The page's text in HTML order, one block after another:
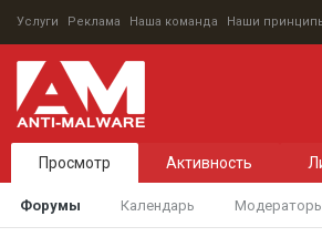
Услуги Реклама Наша команда Наши
Просмотр
Форумы Календарь
Активность